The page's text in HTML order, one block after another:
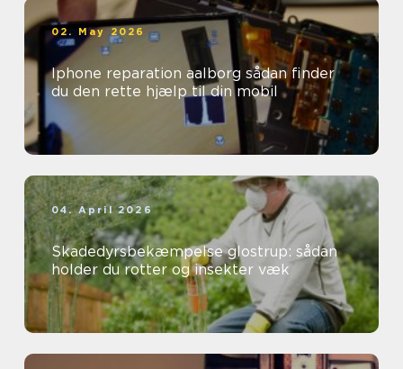
02. May 2026
Iphone reparation aalborg sådan finder
du den rette hjælp til din mobil
04. April 2026
Skadedyrsbekæmpelse glostrup: sådan
holder du rotter og insekter væk